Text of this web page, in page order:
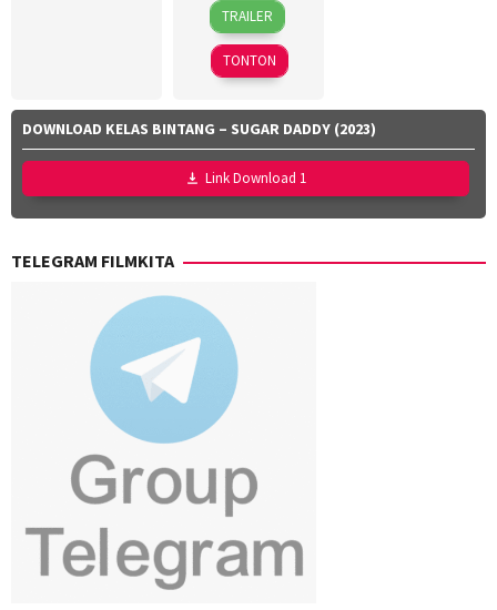
18
Mar
2026
Azhar
Kinoi
Lubis,
Hollynov
Mutia
Effendi,
Nurul
Ravika
TRAILER
TONTON
DOWNLOAD KELAS BINTANG – SUGAR DADDY (2023)
Link Download 1
TELEGRAM FILMKITA